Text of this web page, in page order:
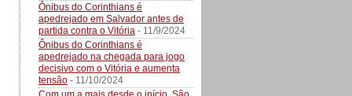
Ônibus do Corinthians é
apedrejado em Salvador antes de
partida contra o Vitória - 11/9/2024
Ônibus do Corinthians é
apedrejado na chegada para jogo
decisivo com o Vitória e aumenta
tensão - 11/10/2024